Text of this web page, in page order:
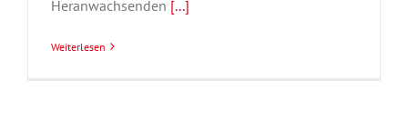
Heranwachsenden [...]
Weiterlesen